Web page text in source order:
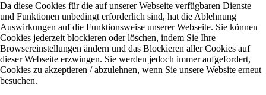
Da diese Cookies für die auf unserer Webseite verfügbaren Dienste
und Funktionen unbedingt erforderlich sind, hat die Ablehnung
Auswirkungen auf die Funktionsweise unserer Webseite. Sie können
Cookies jederzeit blockieren oder löschen, indem Sie Ihre
Browsereinstellungen ändern und das Blockieren aller Cookies auf
dieser Webseite erzwingen. Sie werden jedoch immer aufgefordert,
Cookies zu akzeptieren / abzulehnen, wenn Sie unsere Website erneut
besuchen.